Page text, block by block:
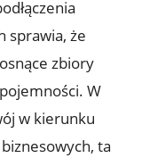
sprawia, że
zbiory
W
w kierunku
ta